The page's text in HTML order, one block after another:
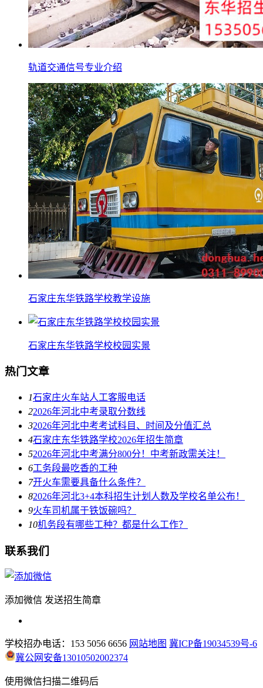
轨道交通信号专业介绍
石家庄东华铁路学校教学设施
石家庄东华铁路学校校园实景
热门文章
1石家庄火车站人工客服电话
22026年河北中考录取分数线
32026年河北中考考试科目、时间及分值汇总
4石家庄东华铁路学校2026年招生简章
52026年河北中考满分800分！中考新政需关注！
6工务段最吃香的工种
7开火车需要具备什么条件？
82026年河北3+4本科招生计划人数及学校名单公布！
9火车司机属于铁饭碗吗？
10机务段有哪些工种？都是什么工作？
联系我们
添加微信 发送招生简章
学校招办电话：153 5056 6656 网站地图 冀ICP备19034539号-6
冀公网安备13010502002374
使用微信扫描二维码后